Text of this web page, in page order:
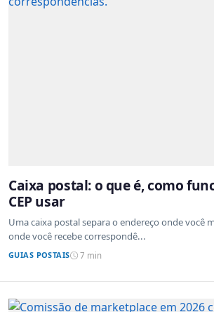
Caixa postal: o que é, como
CEP usar
Uma caixa postal separa o endereço onde você
onde você recebe correspondê...
GUIAS POSTAIS 7 min